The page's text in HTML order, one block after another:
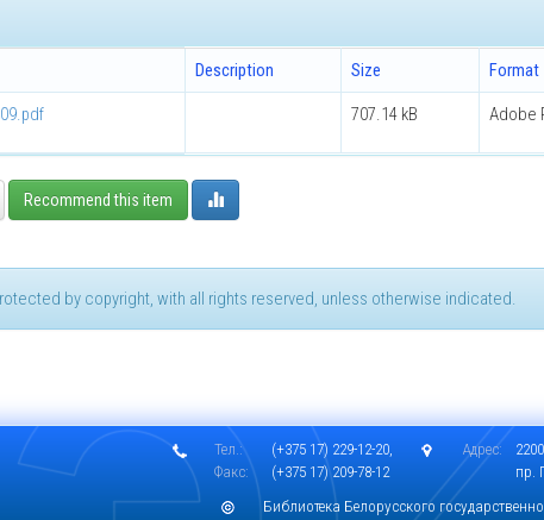
Description Size Format
707.14 kB Adobe
Recommend this item
by copyright, with all rights reserved, unless otherwise indicated.
Тел.:
(+375 17) 229-12-20,
Факс:
(+375 17) 209-78-12
Адрес:
пр.
Библиотека Белорусского